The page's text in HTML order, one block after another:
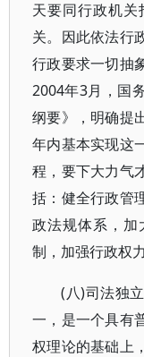
天要同行政机
关。因此依法行
行政要求一切抽
2004年3月，国
纲要》，明确提
年内基本实现这
程，要下大力气
括：健全行政管
政法规体系，
制，加强行政权
(八)司法独
一，是一个具有
权理论的基础上